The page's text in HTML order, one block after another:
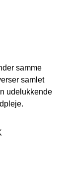
samme
samlet
udelukkende